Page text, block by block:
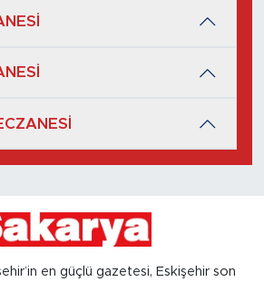
en güçlü gazetesi, Eskişehir son